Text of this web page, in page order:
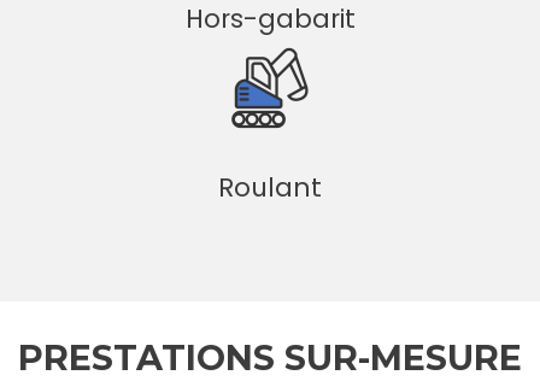
Hors-gabarit
Roulant
PRESTATIONS SUR-MESURE